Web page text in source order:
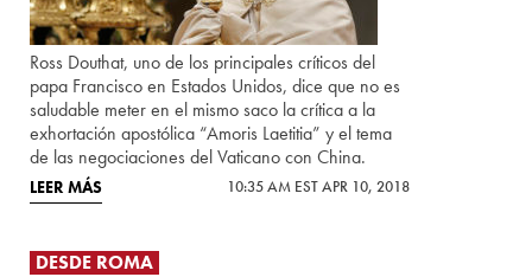
Ross Douthat, uno de los principales críticos del
papa Francisco en Estados Unidos, dice que no es
saludable meter en el mismo saco la crítica a la
exhortación apostólica “Amoris Laetitia” y el tema
de las negociaciones del Vaticano con China.
LEER MÁS 10:35 AM EST APR 10, 2018
DESDE ROMA